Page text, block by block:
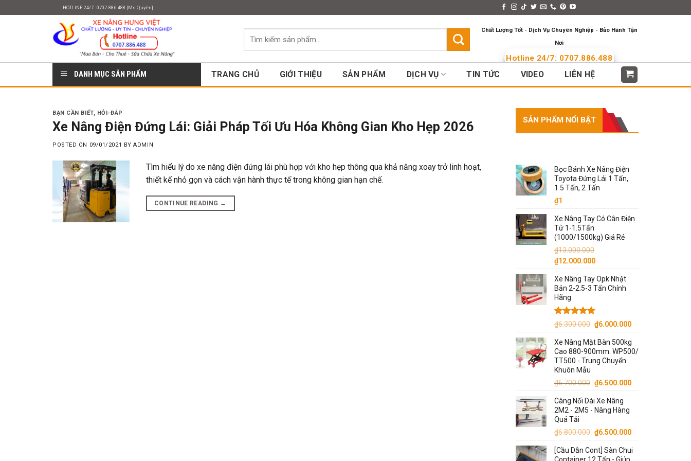
HOTLINE 24/7 : 0707.886.488 [Ms Quyên]
Tìm
Chất Lượng Tốt - Dịch Vụ Chuyên Nghiệp - Bảo Hành Tận
Nơi
Hotline 24/7: 0707.886.488
DANH MỤC SẢN PHẨM
TRANG CHỦ GIỚI THIỆU SẢN PHẨM DỊCH VỤ TIN TỨC VIDEO LIÊN HỆ
BẠN CẦN BIẾT, HỎI-ĐÁP
Xe Nâng Điện Đứng Lái: Giải Pháp Tối Ưu Hóa Không Gian Kho Hẹp 2026
POSTED ON 09/01/2021 BYADMIN
Tìm hiểu lý do xe nâng điện đứng lái phù hợp với kho hẹp thông qua khả năng xoay trở linh hoạt,
thiết kế nhỏ gọn và cách vận hành thực tế trong không gian hạn chế.
CONTINUE READING →
SẢN PHẨM NỔI BẬT
Bọc Bánh Xe Nâng Điện
Toyota Đứng Lái 1 Tấn,
1.5 Tấn, 2 Tấn
₫1
Xe Nâng Tay Có Cân Điện
Tử 1-1.5Tấn
(1000/1500kg) Giá Rẻ
₫13.000.000
Giá
là:
₫13.000.000.
₫12.000.000Giá
tại
là:
Xe Nâng Tay Opk Nhật
Bản 2-2.5-3 Tấn Chính
Hãng
Được xếp
5 sao
₫6.300.000 Giá
là:
₫6.300.000.
₫6.000.000Giá
tại
là:
Xe Nâng Mặt Bàn 500kg
Cao 880-900mm. WP500/
TT500 - Trung Chuyển
Khuôn Mẫu
₫6.700.000 Giá
là:
₫6.700.000.
₫6.500.000Giá
Càng Nối Dài Xe Nâng
2M2 - 2M5 - Nâng Hàng
Quá Tải
₫6.800.000 Giá
là:
₫6.500.000Giá
tại
[Cầu Dẫn Cont] Sàn Chui